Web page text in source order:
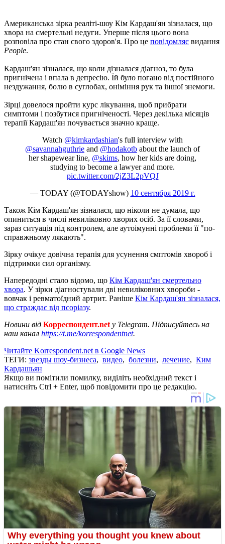
Американська зірка реаліті-шоу Кім Кардаш'ян зізналася, що
хвора на смертельні недуги. Уперше після цього вона
розповіла про стан свого здоров'я. Про це повідомляє видання
People.
Кардаш'ян зізналася, що коли дізналася діагноз, то була
пригнічена і впала в депресію. Їй було погано від постійного
нездужання, болю в суглобах, оніміння рук та іншої знемоги.
Зірці довелося пройти курс лікування, щоб прибрати
симптоми і позбутися пригніченості. Через декілька місяців
терапії Кардаш'ян почувається значно краще.
Watch @kimkardashian's full interview with
@savannahguthrie and @hodakotb about the launch of
her shapewear line, @skims, how her kids are doing,
studying to become a lawyer and more.
pic.twitter.com/2jZ3L2pVQJ
— TODAY (@TODAYshow) 10 сентября 2019 г.
Також Кім Кардаш'ян зізналася, що ніколи не думала, що
опиниться в числі невиліковно хворих осіб. За її словами,
зараз ситуація під контролем, але аутоімунні проблеми її "по-
справжньому лякають".
Зірку очікує довічна терапія для усунення смптомів хвороб і
підтримки сил організму.
Напередодні стало відомо, що Кім Кардаш'ян смертельно
хвора. У зірки діагностували дві невиліковних хвороби -
вовчак і ревматоїдний артрит. Раніше Кім Кардаш'ян зізналася,
що страждає від псоріазу.
Новини від Корреспондент.net у Telegram. Підписуйтесь на
наш канал https://t.me/korrespondentnet.
Читайте Korrespondent.net в Google News
ТЕГИ: звезды шоу-бизнеса, видео, болезни, лечение, Ким
Кардашьян
Якщо ви помітили помилку, виділіть необхідний текст і
натисніть Ctrl + Enter, щоб повідомити про це редакцію.